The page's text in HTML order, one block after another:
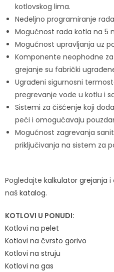
kotlovskog lima.
Nedeljno programiranje
Mogućnost rada kotla na 5
Mogućnost upravljanja uz
Komponente neophodne
grejanje su fabrički
Ugrađeni sigurnosni
pregrevanje vode u kotlu i
Sistemi za čišćenje koji
peći i omogućavaju
Mogućnost zagrevanja
priključivanja na sistem za
Pogledajte kalkulator grejanja i
naš katalog.
KOTLOVI U PONUDI:
Kotlovi na pelet
Kotlovi na čvrsto gorivo
Kotlovi na struju
Kotlovi na gas